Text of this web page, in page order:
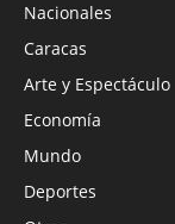
Nacionales
Caracas
Arte y Espectáculo
Economía
Mundo
Deportes